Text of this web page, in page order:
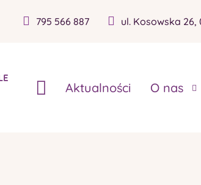
795 566 887 ul. Kosowska 26,
Aktualności O nas